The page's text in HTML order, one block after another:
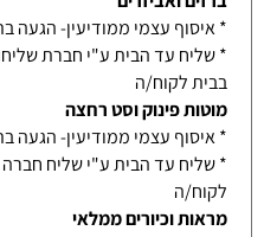
* איסוף עצמי ממודיעין- הגעה בתיאום
בבית לקוח/ה
מוטות פינוק וסט רחצה
* איסוף עצמי ממודיעין- הגעה בתיאום
לקוח/ה
מראות וכיורים ממלאי